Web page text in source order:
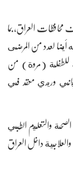
العراق، بما
لعدد من المرضى
للطفلة (مروة) من
وريدي معقد في
والتعليم الطبي
داخل العراق